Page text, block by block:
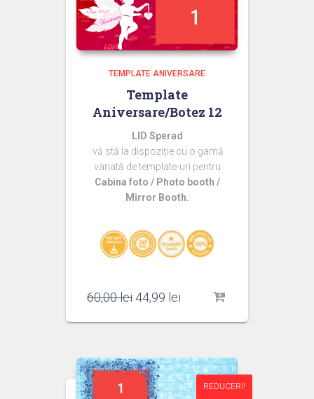
TEMPLATE ANIVERSARE
Template
Aniversare/Botez 12
LID Sperad
vă stă la dispoziție cu o gamă
variată de template-uri pentru
Cabina foto / Photo booth /
Mirror Booth.
60,00lei Prețul
a
60,00 lei.
44,99 lei
este:
REDUCERI!
REDUCERI!